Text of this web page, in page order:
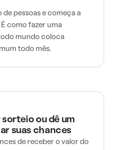
pessoas e começa a
como fazer uma
mundo coloca
todo mês.
sorteio ou dê um
suas chances
de receber o valor do